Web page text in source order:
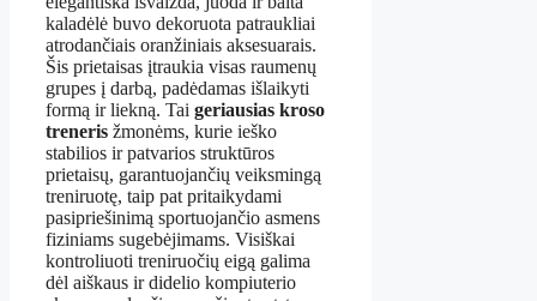
kaladėlė buvo dekoruota patraukliai
atrodančiais oranžiniais aksesuarais.
Šis prietaisas įtraukia visas raumenų
grupes į darbą, padėdamas išlaikyti
formą ir liekną. Tai geriausias kroso
treneris žmonėms, kurie ieško
stabilios ir patvarios struktūros
prietaisų, garantuojančių veiksmingą
treniruotę, taip pat pritaikydami
pasipriešinimą sportuojančio asmens
fiziniams sugebėjimams. Visiškai
kontroliuoti treniruočių eigą galima
dėl aiškaus ir didelio kompiuterio